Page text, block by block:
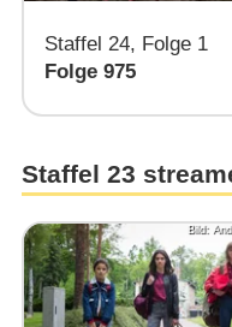
Staffel 24, Folge 1
Folge 975
Staffel 23
Bild: